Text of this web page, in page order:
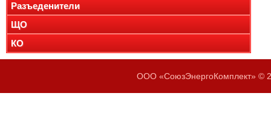
Разъеденители
ЩО
КО
ООО «СоюзЭнергоКомплект» ©